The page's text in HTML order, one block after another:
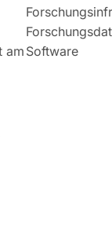
am Software